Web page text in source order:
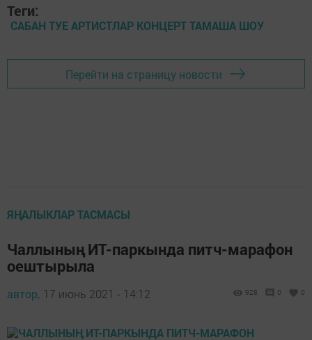
Теги:
САБАН ТУЕ АРТИСТЛАР КОНЦЕРТ ТАМАША ШОУ
Перейти на страницу новости
ЯҢАЛЫКЛАР ТАСМАСЫ
Чаллының ИТ-паркында питч-марафон
оештырыла
автор, 17 июнь 2021 - 14:12 928 0 0